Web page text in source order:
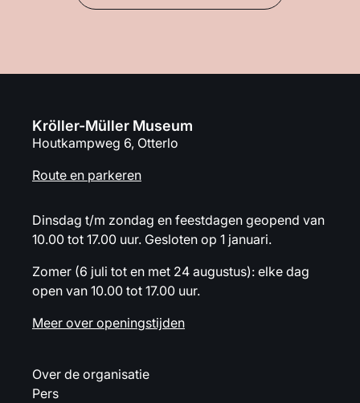
Kröller-Müller Museum
Houtkampweg 6, Otterlo
Route en parkeren
Dinsdag t/m zondag en feestdagen geopend van
10.00 tot 17.00 uur. Gesloten op 1 januari.
Zomer (6 juli tot en met 24 augustus): elke dag
open van 10.00 tot 17.00 uur.
Meer over openingstijden
Over de organisatie
Pers